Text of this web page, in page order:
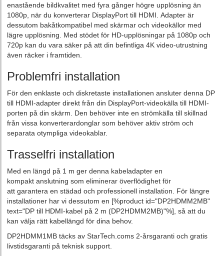
enastående bildkvalitet med fyra gånger högre upplösning än
1080p, när du konverterar DisplayPort till HDMI. Adapter är
dessutom bakåtkompatibel med skärmar och videokällor med
lägre upplösning. Med stödet för HD-upplösningar på 1080p och
720p kan du vara säker på att din befintliga 4K video-utrustning
även räcker i framtiden.
Problemfri installation
För den enklaste och diskretaste installationen ansluter denna DP
till HDMI-adapter direkt från din DisplayPort-videokälla till HDMI-
porten på din skärm. Den behöver inte en strömkälla till skillnad
från vissa konverterardonglar som behöver aktiv ström och
separata otympliga videokablar.
Trasselfri installation
Med en längd på 1 m ger denna kabeladapter en
kompakt anslutning som eliminerar överflödighet för
att garantera en städad och professionell installation. För längre
installationer har vi dessutom en [%product id="DP2HDMM2MB"
text="DP till HDMI-kabel på 2 m (DP2HDMM2MB)"%], så att du
kan välja rätt kabellängd för dina behov.
DP2HDMM1MB täcks av StarTech.coms 2-årsgaranti och gratis
livstidsgaranti på teknisk support.